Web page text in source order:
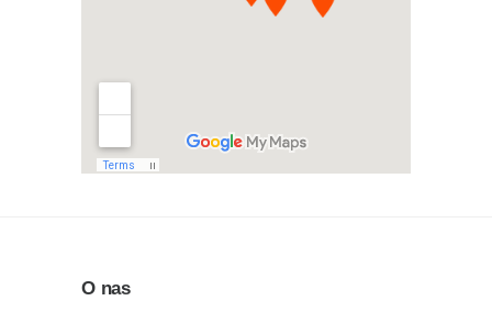
O nas